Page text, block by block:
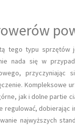
tego typu sprzętów
nada się w
przyczyniając
Kompleksowe
jak i dolne partie
regulować, dobierając
najwyższych